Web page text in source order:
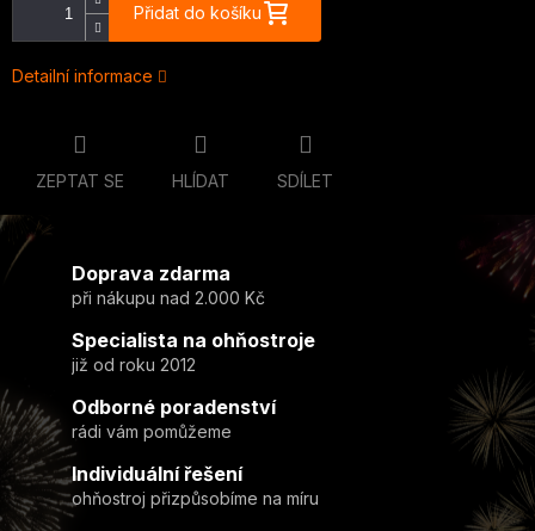
Přidat do košíku
Detailní informace
ZEPTAT SE HLÍDAT SDÍLET
Doprava zdarma
při nákupu nad 2.000 Kč
Specialista na ohňostroje
již od roku 2012
Odborné poradenství
rádi vám pomůžeme
Individuální řešení
ohňostroj přizpůsobíme na míru